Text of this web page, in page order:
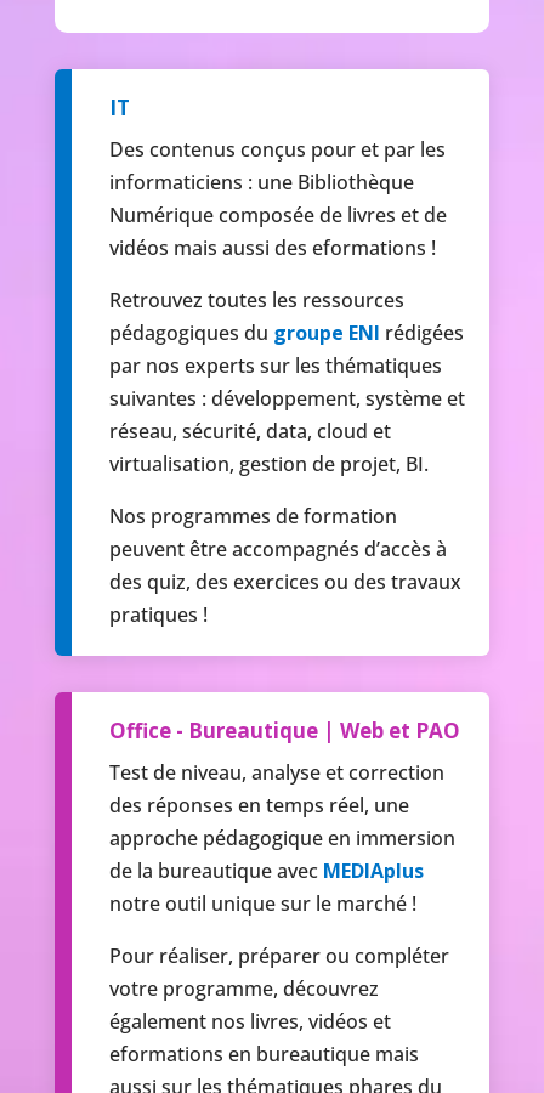
IT
Des contenus conçus pour et par les
informaticiens : une Bibliothèque
Numérique composée de livres et de
vidéos mais aussi des eformations !
Retrouvez toutes les ressources
pédagogiques du groupe ENI rédigées
par nos experts sur les thématiques
suivantes : développement, système et
réseau, sécurité, data, cloud et
virtualisation, gestion de projet, BI.
Nos programmes de formation
peuvent être accompagnés d’accès à
des quiz, des exercices ou des travaux
pratiques !
Office - Bureautique | Web et PAO
Test de niveau, analyse et correction
des réponses en temps réel, une
approche pédagogique en immersion
de la bureautique avec MEDIAplus
notre outil unique sur le marché !
Pour réaliser, préparer ou compléter
votre programme, découvrez
également nos livres, vidéos et
eformations en bureautique mais
aussi sur les thématiques phares du